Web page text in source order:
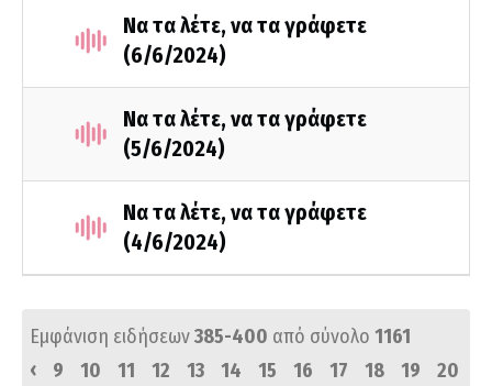
Να τα λέτε, να τα γράφετε
(6/6/2024)
Να τα λέτε, να τα γράφετε
(5/6/2024)
Να τα λέτε, να τα γράφετε
(4/6/2024)
Εμφάνιση ειδήσεων385-400 από σύνολο 1161
‹
9 10 11 12 13 14 15 16 17 18 19
20